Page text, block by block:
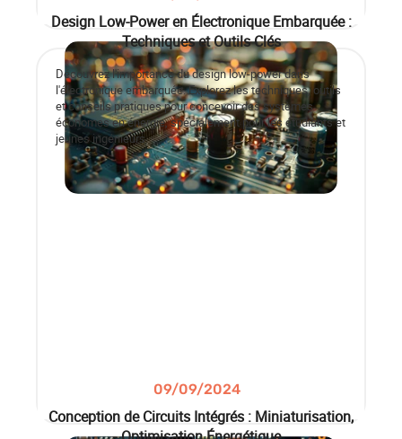
Design Low-Power en Électronique Embarquée :
Techniques et Outils Clés
Découvrez l'importance du design low-power dans
l'électronique embarquée. Explorez les techniques, outils
et conseils pratiques pour concevoir des systèmes
économes en énergie, spécialement pour les étudiants et
jeunes ingénieurs
09/09/2024
Conception de Circuits Intégrés : Miniaturisation,